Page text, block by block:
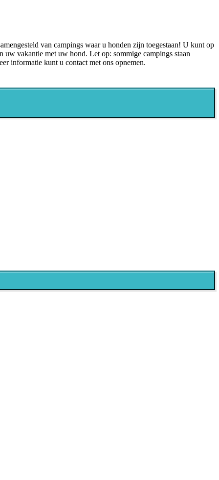
van campings waar u honden zijn toegestaan! U kunt op
vakantie met uw hond. Let op: sommige campings staan
informatie kunt u contact met ons opnemen.